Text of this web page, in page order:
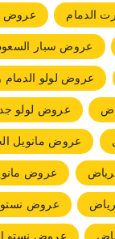
الدمام
عروض
عروض سبار
عروض لولو الدمام
عروض لولو
عروض مانويل
عروض
عروض نستو
عروض نستو